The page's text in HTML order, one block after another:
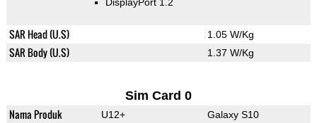
SAR Head (U.S) 1.05 W/Kg
SAR Body (U.S) 1.37 W/Kg
Sim Card 0
Nama Produk U12+ Galaxy S10